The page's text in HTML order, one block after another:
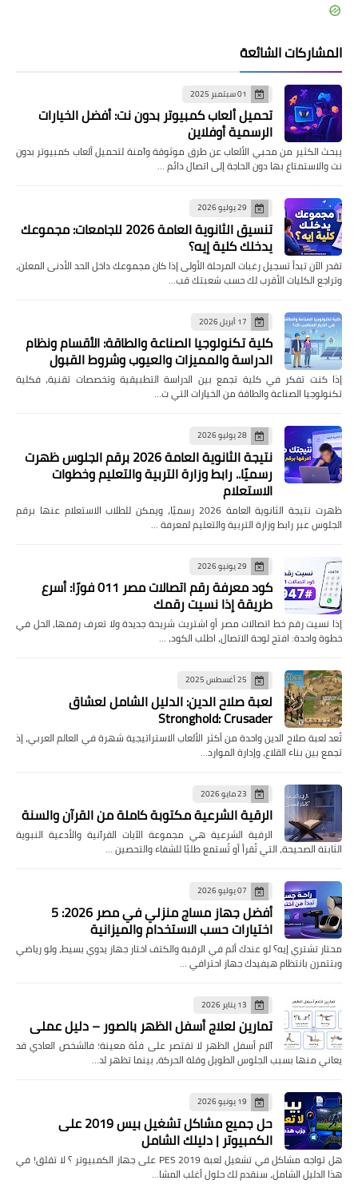
المشاركات الشائعة
01 سبتمبر 2025
تحميل ألعاب كمبيوتر بدون نت: أفضل الخيارات
الرسمية أوفلاين
يبحث الكثير من محبي الألعاب عن طرق موثوقة وآمنة لتحميل ألعاب كمبيوتر بدون
نت والاستمتاع بها دون الحاجة إلى اتصال دائم …
29 يوليو 2026
تنسيق الثانوية العامة 2026 للجامعات: مجموعك
يدخلك كلية إيه؟
تقدر الآن تبدأ تسجيل رغبات المرحلة الأولى إذا كان مجموعك داخل الحد الأدنى المعلن،
وتراجع الكليات الأقرب لك حسب شعبتك قب…
17 أبريل 2026
كلية تكنولوجيا الصناعة والطاقة: الأقسام ونظام
الدراسة والمميزات والعيوب وشروط القبول
إذا كنت تفكر في كلية تجمع بين الدراسة التطبيقية وتخصصات تقنية، فكلية
تكنولوجيا الصناعة والطاقة من الخيارات التي ت…
28 يوليو 2026
نتيجة الثانوية العامة 2026 برقم الجلوس ظهرت
رسميًا.. رابط وزارة التربية والتعليم وخطوات
الاستعلام
ظهرت نتيجة الثانوية العامة 2026 رسميًا، ويمكن للطلاب الاستعلام عنها برقم
الجلوس عبر رابط وزارة التربية والتعليم لمعرفة …
29 يونيو 2026
كود معرفة رقم اتصالات مصر 011 فورًا: أسرع
طريقة إذا نسيت رقمك
إذا نسيت رقم خط اتصالات مصر أو اشتريت شريحة جديدة ولا تعرف رقمها، الحل في
خطوة واحدة: افتح لوحة الاتصال، اطلب الكود، …
25 أغسطس 2025
لعبة صلاح الدين: الدليل الشامل لعشاق
Stronghold: Crusader
تُعد لعبة صلاح الدين واحدة من أكثر الألعاب الاستراتيجية شهرة في العالم العربي، إذ
تجمع بين بناء القلاع، وإدارة الموارد…
23 مايو 2026
الرقية الشرعية مكتوبة كاملة من القرآن والسنة
الرقية الشرعية هي مجموعة الآيات القرآنية والأدعية النبوية
الثابتة الصحيحة، التي تُقرأ أو تُستمع طلبًا للشفاء والتحصين …
07 يوليو 2026
أفضل جهاز مساج منزلي في مصر 2026: 5
اختيارات حسب الاستخدام والميزانية
محتار تشتري إيه؟ لو عندك ألم في الرقبة والكتف اختار جهاز يدوي بسيط، ولو رياضي
وبتتمرن بانتظام هيفيدك جهاز احترافي …
13 يناير 2026
تمارين لعلاج أسفل الظهر بالصور – دليل عملي
آلام أسفل الظهر لا تقتصر على فئة معينة؛ فالشخص العادي قد
يعاني منها بسبب الجلوس الطويل وقلة الحركة، بينما تظهر لد…
19 يونيو 2026
حل جميع مشاكل تشغيل بيس 2019 على
الكمبيوتر | دليلك الشامل
هل تواجه مشاكل في تشغيل لعبة PES 2019 على جهاز الكمبيوتر ؟ لا تقلق! في
هذا الدليل الشامل، سنقدم لك حلول أغلب المشا…